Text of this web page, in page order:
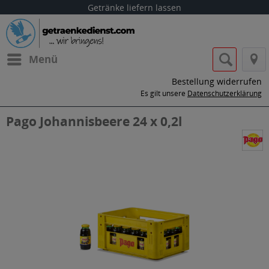
Getränke liefern lassen
Menü
Bestellung widerrufen
Es gilt unsere Datenschutzerklärung
Pago Johannisbeere 24 x 0,2l